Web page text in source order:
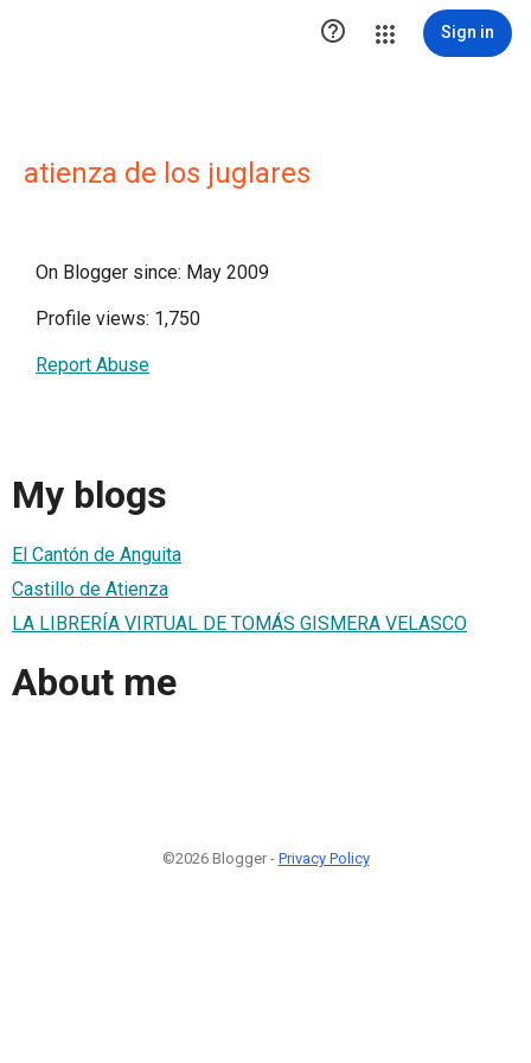
 Sign in
atienza de los juglares
On Blogger since: May 2009
Profile views: 1,750
Report Abuse
My blogs
El Cantón de Anguita
Castillo de Atienza
LA LIBRERÍA VIRTUAL DE TOMÁS GISMERA VELASCO
About me
©2026 Blogger - Privacy Policy